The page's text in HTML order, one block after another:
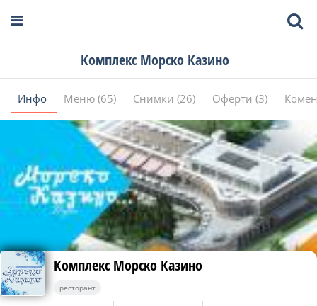
Комплекс Морско Казино
Инфо Меню (65) Снимки (26) Оферти (3)
Комплекс Морско Казино
ресторант